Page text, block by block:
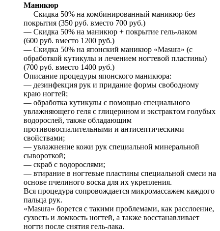
Маникюр
— Скидка 50% на комбинированный маникюр без
покрытия (350 руб. вместо 700 руб.)
— Скидка 50% на маникюр + покрытие гель-лаком
(600 руб. вместо 1200 руб.)
— Скидка 50% на японский маникюр «Masura» (с
обработкой кутикулы и лечением ногтевой пластины)
(700 руб. вместо 1400 руб.)
Описание процедуры японского маникюра:
— дезинфекция рук и придание формы свободному
краю ногтей;
— обработка кутикулы с помощью специального
увлажняющего геля с глицерином и экстрактом голубых
водорослей, также обладающим
противовоспалительными и антисептическими
свойствами;
— увлажнение кожи рук специальной минеральной
сывороткой;
— скраб с водорослями;
— втирание в ногтевые пластины специальной смеси на
основе пчелиного воска для их укрепления.
Вся процедура сопровождается микромассажем каждого
пальца рук.
«Masura» борется с такими проблемами, как расслоение,
сухость и ломкость ногтей, а также восстанавливает
ногти после снятия гель-лака.